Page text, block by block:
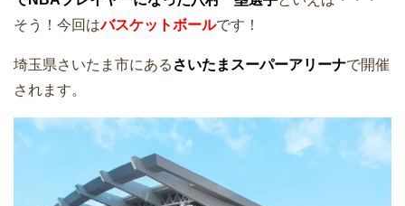
そう！今回はバスケットボールです！
埼玉県さいたま市にある さいたまスーパーアリーナで開催
されます。